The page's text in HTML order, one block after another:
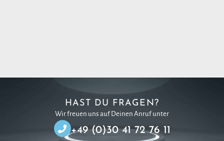
HAST DU FRAGEN?
Wir freuen uns auf Deinen Anruf unter
+49 (0)30 41 72 76 11